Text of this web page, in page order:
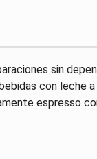
sin
con leche
espresso